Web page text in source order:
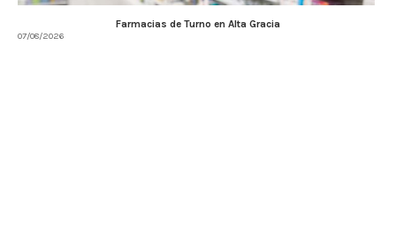
Farmacias de Turno en Alta Gracia
07/08/2026